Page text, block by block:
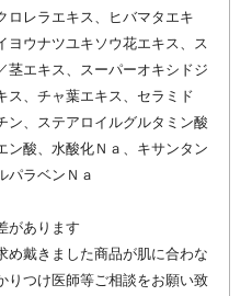
ロレラエキス、ヒバマタエキ
ヨウナツユキソウ花エキス、ス
茎エキス、スーパーオキシドジ
ス、チャ葉エキス、セラミド
ン、ステアロイルグルタミン酸
ン酸、水酸化Ｎａ、キサンタン
パラベンＮａ
があります
め戴きました商品が肌に合わな
りつけ医師等ご相談をお願い致